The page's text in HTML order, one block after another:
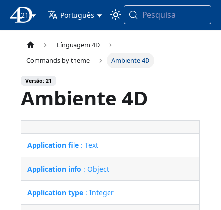
Documentação 4D
21 Português Pesquisa
Línguagem 4D
Commands by theme
Ambiente 4D
Versão: 21
Ambiente 4D
Application file : Text
Application info : Object
Application type : Integer